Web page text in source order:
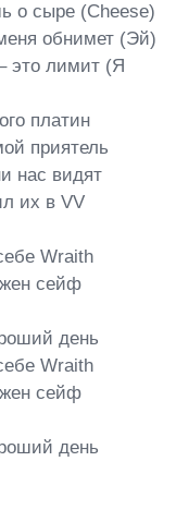
о сыре (Cheese)
обнимет (Эй)
это лимит (Я
платин
приятель
нас видят
их в VV
Wraith
сейф
день
Wraith
сейф
день